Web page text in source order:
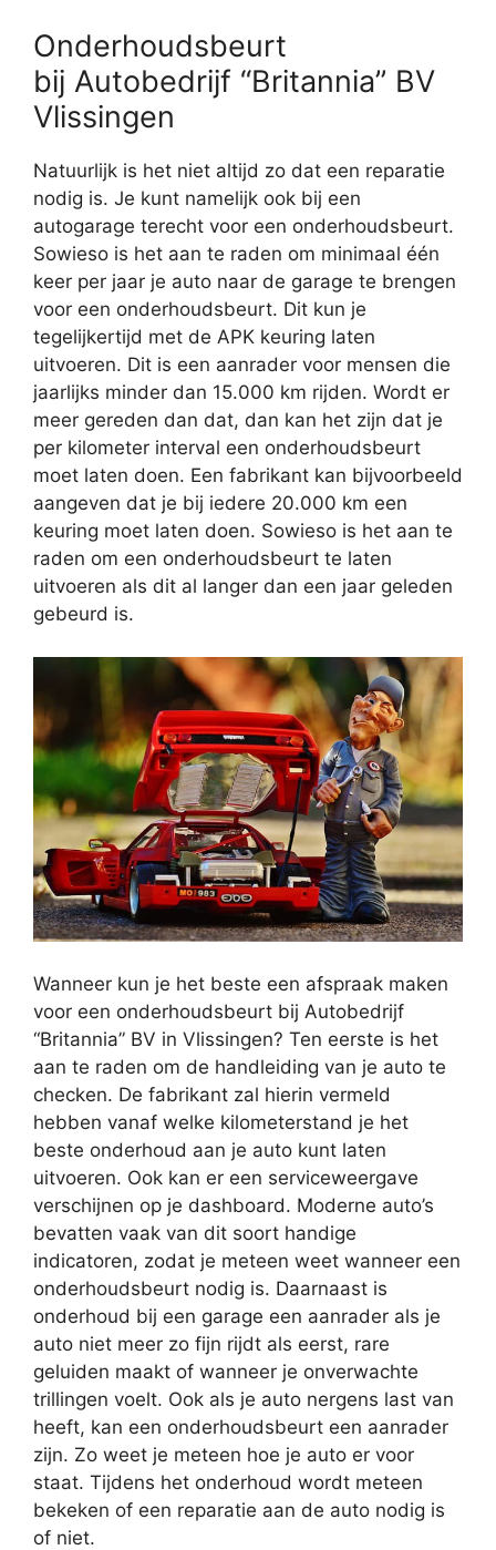
Onderhoudsbeurt
bij Autobedrijf “Britannia” BV
Vlissingen
Natuurlijk is het niet altijd zo dat een reparatie
nodig is. Je kunt namelijk ook bij een
autogarage terecht voor een onderhoudsbeurt.
Sowieso is het aan te raden om minimaal één
keer per jaar je auto naar de garage te brengen
voor een onderhoudsbeurt. Dit kun je
tegelijkertijd met de APK keuring laten
uitvoeren. Dit is een aanrader voor mensen die
jaarlijks minder dan 15.000 km rijden. Wordt er
meer gereden dan dat, dan kan het zijn dat je
per kilometer interval een onderhoudsbeurt
moet laten doen. Een fabrikant kan bijvoorbeeld
aangeven dat je bij iedere 20.000 km een
keuring moet laten doen. Sowieso is het aan te
raden om een onderhoudsbeurt te laten
uitvoeren als dit al langer dan een jaar geleden
gebeurd is.
Wanneer kun je het beste een afspraak maken
voor een onderhoudsbeurt bij Autobedrijf
“Britannia” BV in Vlissingen? Ten eerste is het
aan te raden om de handleiding van je auto te
checken. De fabrikant zal hierin vermeld
hebben vanaf welke kilometerstand je het
beste onderhoud aan je auto kunt laten
uitvoeren. Ook kan er een serviceweergave
verschijnen op je dashboard. Moderne auto’s
bevatten vaak van dit soort handige
indicatoren, zodat je meteen weet wanneer een
onderhoudsbeurt nodig is. Daarnaast is
onderhoud bij een garage een aanrader als je
auto niet meer zo fijn rijdt als eerst, rare
geluiden maakt of wanneer je onverwachte
trillingen voelt. Ook als je auto nergens last van
heeft, kan een onderhoudsbeurt een aanrader
zijn. Zo weet je meteen hoe je auto er voor
staat. Tijdens het onderhoud wordt meteen
bekeken of een reparatie aan de auto nodig is
of niet.